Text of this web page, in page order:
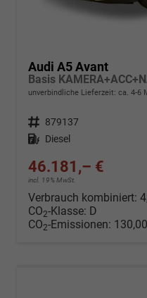
Audi A5 Avant
unverbindliche Lieferzeit: ca. 4-6
Fahrzeugnr. 879137
Kraftstoff Diesel
46.181,– €
incl. 19% MwSt.
Verbrauch kombiniert:
CO2-Klasse: D
CO2-Emissionen: